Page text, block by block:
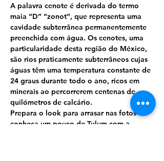
A palavra cenote é derivada do termo
maia “D” “zonot”, que representa uma
cavidade subterrânea permanentemente
preenchida com água. Os cenotes, uma
particularidade desta região do México,
são rios praticamente subterrâneos cujas
águas têm uma temperatura constante de
24 graus durante todo o ano, ricos em
minerais ao percorrerem centenas de
quilómetros de calcário.
Prepara o look para arrasar nas fotos e
conheça um pouco de Tulum com a